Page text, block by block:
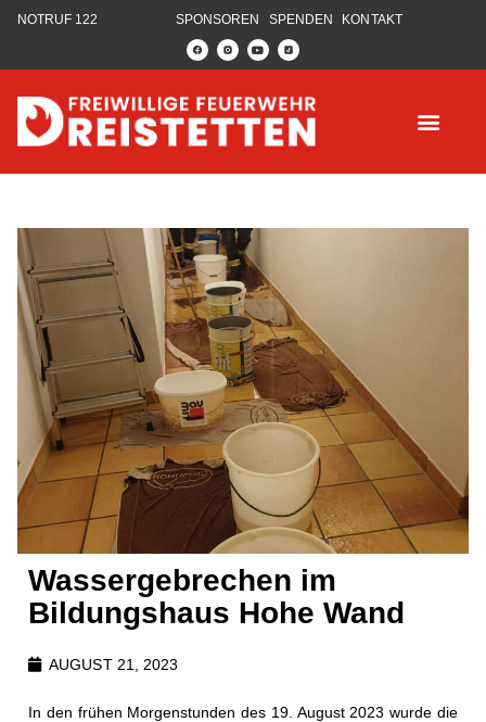
NOTRUF 122 SPONSOREN SPENDEN KONTAKT
Wassergebrechen im
Bildungshaus Hohe Wand
AUGUST 21, 2023
In den frühen Morgenstunden des 19. August 2023 wurde die